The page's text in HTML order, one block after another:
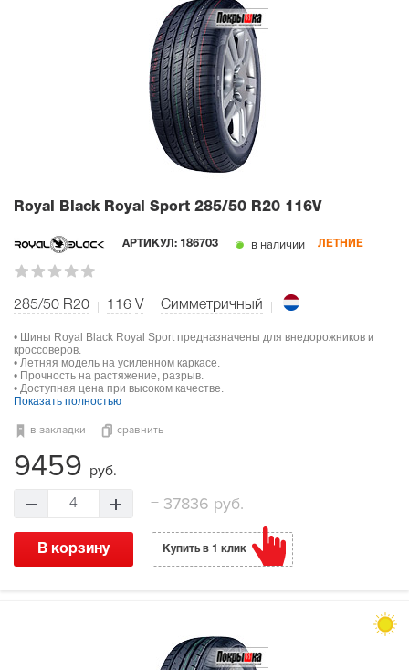
Royal Black Royal Sport 285/50 R20 116V
АРТИКУЛ: 186703 в наличии ЛЕТНИЕ
285/50 R20 116 V Симметричный
• Шины Royal Black Royal Sport предназначены для внедорожников и
кроссоверов.
• Летняя модель на усиленном каркасе.
• Прочность на растяжение, разрыв.
• Доступная цена при высоком качестве.
Показать полностью
в закладки сравнить
9459 руб.
4 =37836 руб.
В корзину Купить в 1 клик